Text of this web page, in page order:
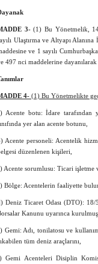
3-(1) Bu Yönetmelik,
Ulaştırma ve Altyapı
ve 1 sayılı
497 nci maddelerine dayanılarak
4- (1) Bu Yönetmelikte
Acente botu: İdare tarafından
yer alan acente botunu,
Acente personeli: Acentelik
düzenlenen kişileri,
Acente sorumlusu: Ticari işletme
Bölge: Acentelerin faaliyette
Deniz Ticaret Odası (DTO):
Kanunu uyarınca kurulmuş
Gemi: Adı, tonilatosu ve
tüm deniz araçlarını,
Gemi Acenteleri Disiplin